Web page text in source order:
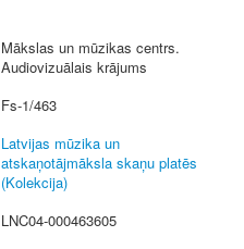
Mākslas un mūzikas centrs.
Audiovizuālais krājums
Fs-1/463
Latvijas mūzika un
atskaņotājmāksla skaņu platēs
(Kolekcija)
LNC04-000463605